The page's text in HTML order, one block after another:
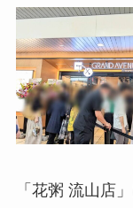
「花粥 流山店